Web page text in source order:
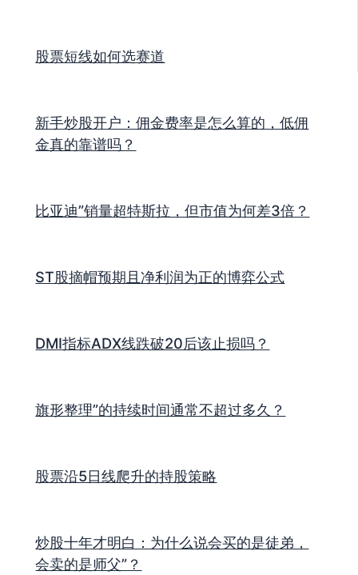
股票短线如何选赛道
新手炒股开户：佣金费率是怎么算的，低佣
金真的靠谱吗？
比亚迪”销量超特斯拉，但市值为何差3倍？
ST股摘帽预期且净利润为正的博弈公式
DMI指标ADX线跌破20后该止损吗？
旗形整理”的持续时间通常不超过多久？
股票沿5日线爬升的持股策略
炒股十年才明白：为什么说会买的是徒弟，
会卖的是师父”？